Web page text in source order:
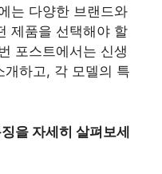
는 다양한 브랜드와
제품을 선택해야 할
포스트에서는 신생
하고, 각 모델의 특
을 자세히 살펴보세